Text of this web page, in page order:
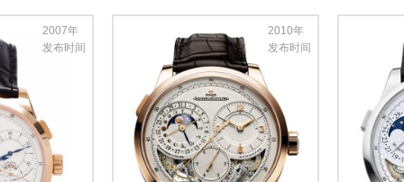
2007年
发布时间
2010年
发布时间